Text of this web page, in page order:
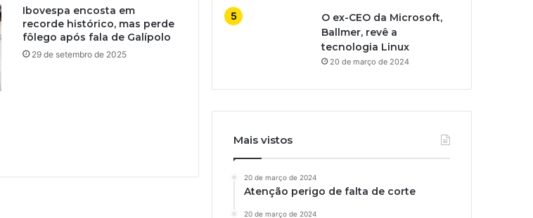
Ibovespa encosta em
recorde histórico, mas perde
fôlego após fala de Galípolo
29 de setembro de 2025
O ex-CEO da Microsoft,
Ballmer, revê a
tecnologia Linux
20 de março de 2024
Mais vistos
20 de março de 2024
Atenção perigo de falta de corte
20 de março de 2024